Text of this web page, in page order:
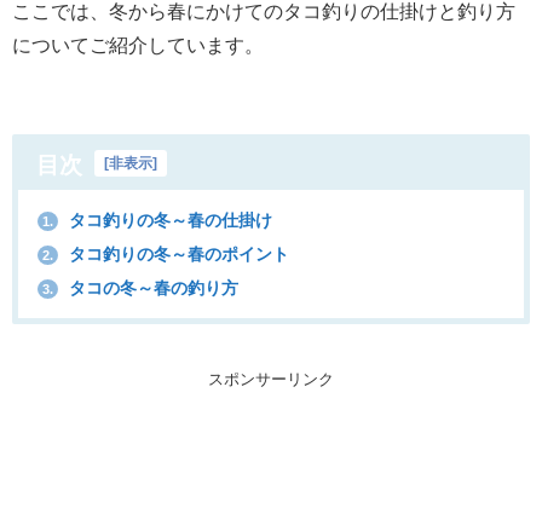
ここでは、冬から春にかけてのタコ釣りの仕掛けと釣り方
についてご紹介しています。
目次 非表示
1. タコ釣りの冬～春の仕掛け
2. タコ釣りの冬～春のポイント
3. タコの冬～春の釣り方
スポンサーリンク